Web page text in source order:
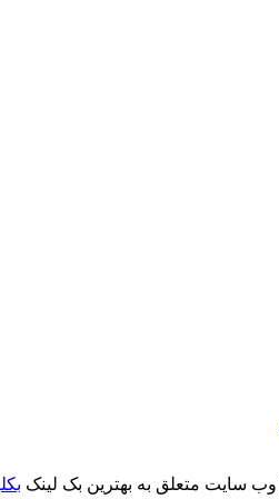
وب سایت متعلق به بهترین بک لینک